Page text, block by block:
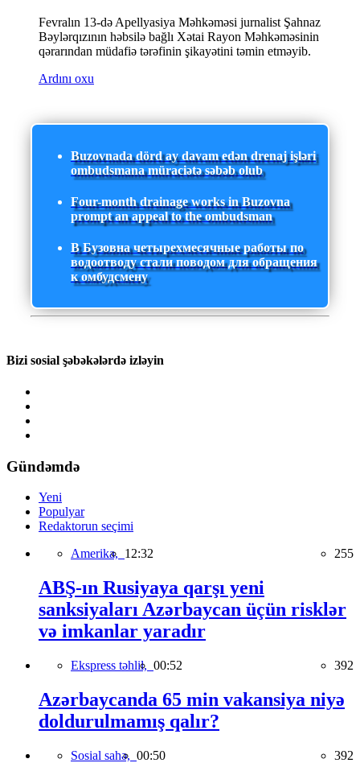
Fevralın 13-də Apellyasiya Məhkəməsi jurnalist Şahnaz
Bəylərqızının həbsilə bağlı Xətai Rayon Məhkəməsinin
qərarından müdafiə tərəfinin şikayətini təmin etməyib.
Ardını oxu
Buzovnada dörd ay davam edən drenaj işləri
ombudsmana müraciətə səbəb olub
Four-month drainage works in Buzovna
prompt an appeal to the ombudsman
В Бузовна четырехмесячные работы по
водоотводу стали поводом для обращения
к омбудсмену
Bizi sosial şəbəkələrdə izləyin
Gündəmdə
Yeni
Populyar
Redaktorun seçimi
Amerika, 12:32 255
ABŞ-ın Rusiyaya qarşı yeni
sanksiyaları Azərbaycan üçün risklər
və imkanlar yaradır
Ekspress təhlil, 00:52 392
Azərbaycanda 65 min vakansiya niyə
doldurulmamış qalır?
Sosial sahə, 00:50 392